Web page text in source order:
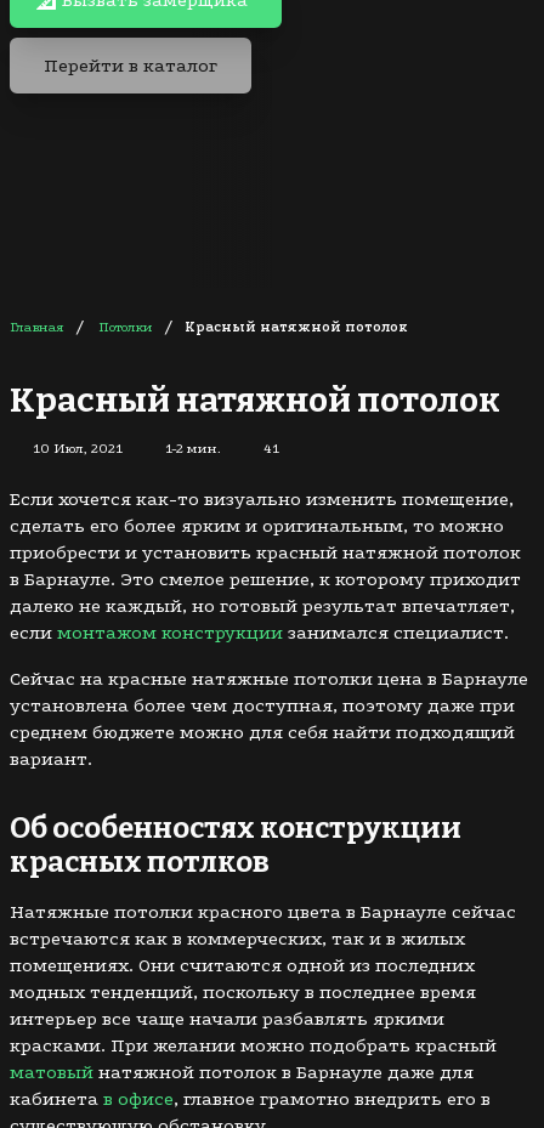
Перейти в каталог
Главная / Потолки / Красный натяжной потолок
Красный натяжной потолок
10 Июл, 2021 1-2 мин. 41
Если хочется как-то визуально изменить помещение,
сделать его более ярким и оригинальным, то можно
приобрести и установить красный натяжной потолок
в Барнауле. Это смелое решение, к которому приходит
далеко не каждый, но готовый результат впечатляет,
если монтажом конструкции занимался специалист.
Сейчас на красные натяжные потолки цена в Барнауле
установлена более чем доступная, поэтому даже при
среднем бюджете можно для себя найти подходящий
вариант.
Об особенностях конструкции
красных потлков
Натяжные потолки красного цвета в Барнауле сейчас
встречаются как в коммерческих, так и в жилых
помещениях. Они считаются одной из последних
модных тенденций, поскольку в последнее время
интерьер все чаще начали разбавлять яркими
красками. При желании можно подобрать красный
матовый натяжной потолок в Барнауле даже для
кабинета в офисе, главное грамотно внедрить его в